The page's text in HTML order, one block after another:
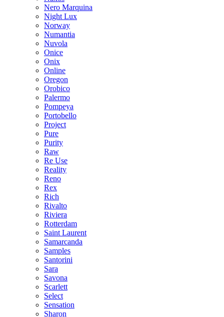
Nero Marquina
Night Lux
Norway
Numantia
Nuvola
Onice
Onix
Online
Oregon
Orobico
Palermo
Pompeya
Portobello
Project
Pure
Purity
Raw
Re Use
Reality
Reno
Rex
Rich
Rivalto
Riviera
Rotterdam
Saint Laurent
Samarcanda
Samples
Santorini
Sara
Savona
Scarlett
Select
Sensation
Sharon